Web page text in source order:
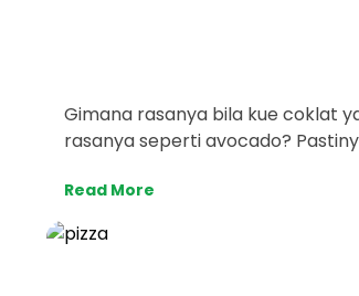
Gimana rasanya bila kue coklat
rasanya seperti avocado?
Read More